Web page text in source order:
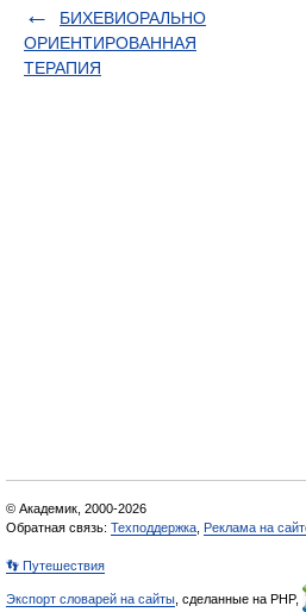
БИХЕВИОРАЛЬНО
ОРИЕНТИРОВАННАЯ
ТЕРАПИЯ
© Академик, 2000-2026
Обратная связь: Техподдержка Реклама на
👣 Путешествия
Экспорт словарей на сайты , сделанные на PHP,